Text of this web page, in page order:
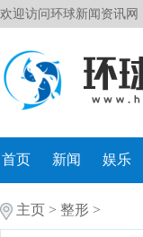
欢迎访问环球新闻资讯网
首页 新闻 娱乐
主页 > 整形 >